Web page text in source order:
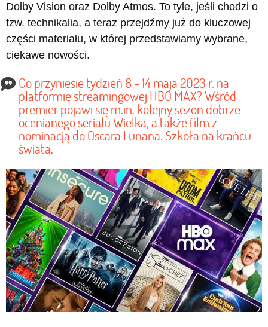
Dolby Vision oraz Dolby Atmos. To tyle, jeśli chodzi o
tzw. technikalia, a teraz przejdźmy już do kluczowej
części materiału, w której przedstawiamy wybrane,
ciekawe nowości.
Co przyniesie tydzień 8 - 14 maja 2023 r. na
platformie streamingowej HBO MAX? Wśród
premier pojawi się m.in. kolejny sezon dobrze
ocenianego serialu Wielka, a także film z
nominacją do Oscara Lunana. Szkoła na krańcu
świata.